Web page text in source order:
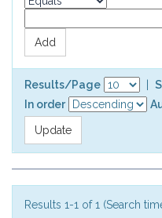
Results/Page
In order
Results 1-1 of 1 (Search